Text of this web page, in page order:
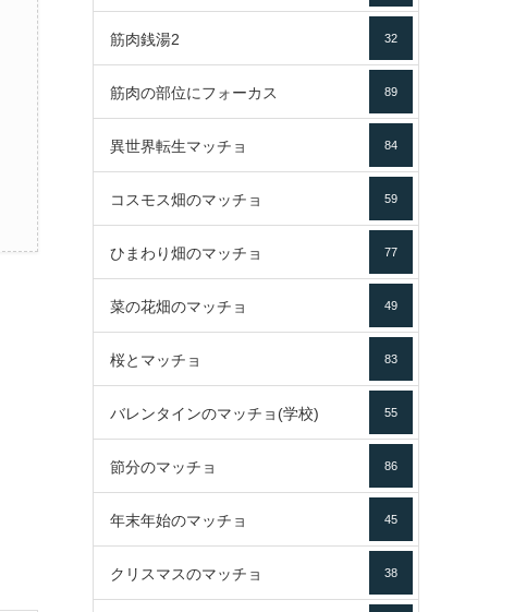
筋肉銭湯2 32
筋肉の部位にフォーカス 89
異世界転生マッチョ 84
コスモス畑のマッチョ 59
ひまわり畑のマッチョ 77
菜の花畑のマッチョ 49
桜とマッチョ 83
バレンタインのマッチョ(学校) 55
節分のマッチョ 86
年末年始のマッチョ 45
クリスマスのマッチョ 38